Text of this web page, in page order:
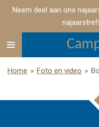
Ga
de
Neem deel aan ons
Home » Foto en video »